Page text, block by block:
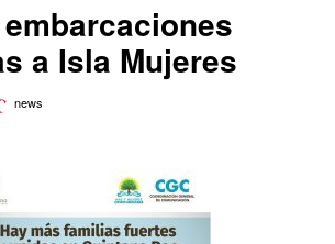
a Isla Mujeres
news